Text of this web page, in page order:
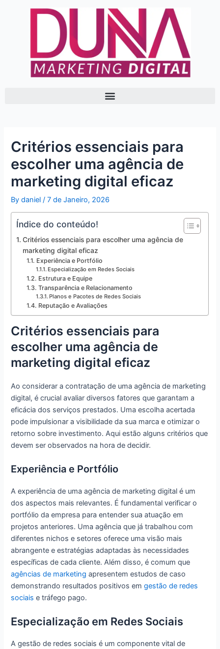
Critérios essenciais para
escolher uma agência de
marketing digital eficaz
Bydaniel /7 de Janeiro, 2026
Índice do conteúdo!
Critérios essenciais para escolher uma agência de
marketing digital eficaz
Experiência e Portfólio
Especialização em Redes Sociais
Estrutura e Equipe
Transparência e Relacionamento
Planos e Pacotes de Redes Sociais
Reputação e Avaliações
Critérios essenciais para
escolher uma agência de
marketing digital eficaz
Ao considerar a contratação de uma agência de marketing
digital, é crucial avaliar diversos fatores que garantam a
eficácia dos serviços prestados. Uma escolha acertada
pode impulsionar a visibilidade da sua marca e otimizar o
retorno sobre investimento. Aqui estão alguns critérios que
devem ser observados na hora de decidir.
Experiência e Portfólio
A experiência de uma agência de marketing digital é um
dos aspectos mais relevantes. É fundamental verificar o
portfólio da empresa para entender sua atuação em
projetos anteriores. Uma agência que já trabalhou com
diferentes nichos e setores oferece uma visão mais
abrangente e estratégias adaptadas às necessidades
específicas de cada cliente. Além disso, é comum que
agências de marketing apresentem estudos de caso
demonstrando resultados positivos emgestão de redes
sociais e tráfego pago.
Especialização em Redes Sociais
A gestão de redes sociais é um componente vital de
navigation